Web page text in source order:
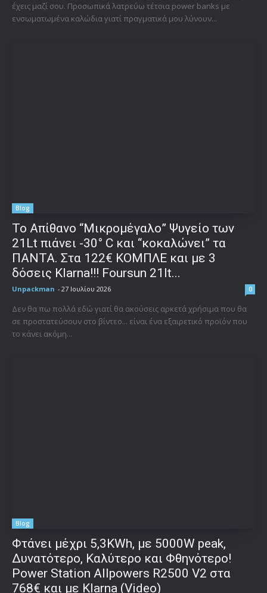
έχεις μαζί σου. Προσωπικά λατρεύω τέτοια power banks με
ενσωματωμένα καλώδια γιατί πραγματικά μου λύνουν...
Blog
Το Απίθανο “Μικρομέγαλο” Ψυγείο των
21Lt πιάνει -30° C και “κοκαλώνει” τα
ΠΑΝΤΑ. Στα 122€ ΚΟΜΠΛΕ και με 3
δόσεις Klarna!!! Foursun 21lt...
Unpackman - 27 Ιουλίου 2026 0
Δεν θα πω πολλά εδώ γιατί θα ακούσεις αρκετά χρήσιμα που θα
σε προστατεύσουν στο βίντεο... είναι ένα εξαιρετικό προϊόν που
το κάνει ακόμη...
Blog
Φτάνει μέχρι 5,3KWh, με 5000W peak,
Δυνατότερο, Καλύτερο και Φθηνότερο!
Power Station Allpowers R2500 V2 στα
768€ και με Klarna (Video)